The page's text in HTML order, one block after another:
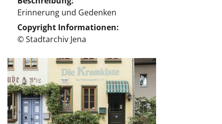
Erinnerung und Gedenken
Copyright Informationen
© Stadtarchiv Jena